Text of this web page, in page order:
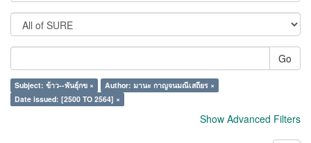
Go
Subject: ข้าว--พันธุ์กข ×
Author: มานะ กาญจนมณีเสถียร ×
Date issued: [2500 TO 2564] ×
Show Advanced Filters